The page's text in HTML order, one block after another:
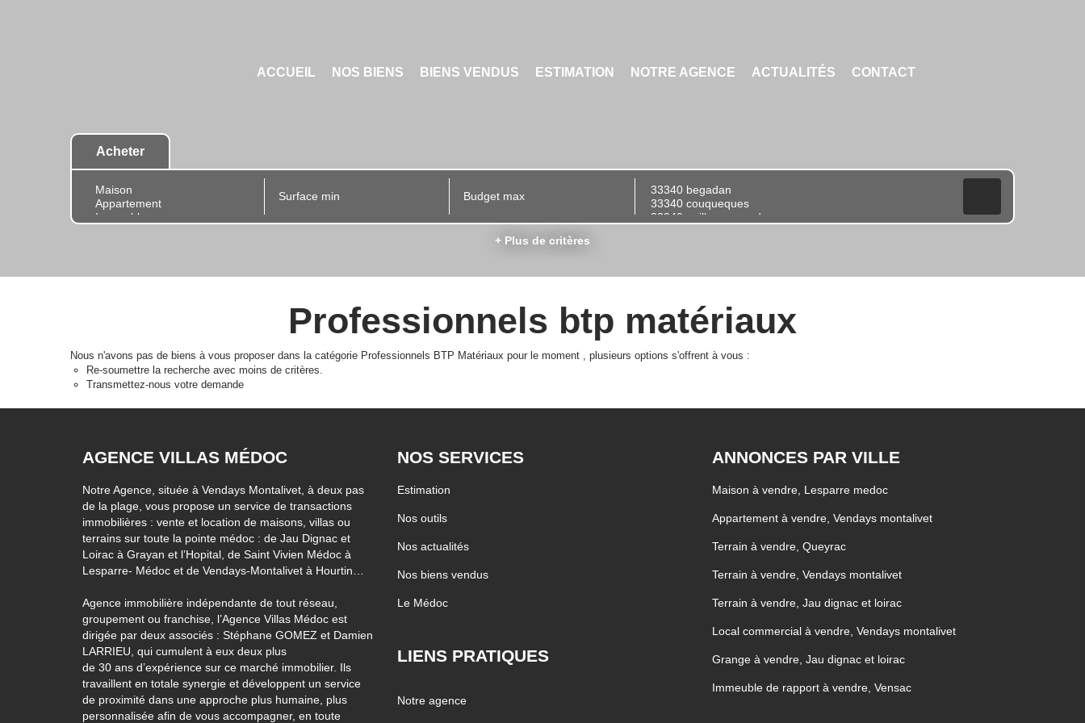
ACCUEIL NOS BIENS BIENS VENDUS ESTIMATION NOTRE AGENCE ACTUALITÉS CONTACT
Acheter
+ Plus de critères
Professionnels btp matériaux
Nous n'avons pas de biens à vous proposer dans la catégorie Professionnels BTP Matériaux pour le moment , plusieurs options s'offrent à vous :
Re-soumettre la recherche avec moins de critères.
Transmettez-nous votre demande
AGENCE VILLAS MÉDOC
Notre Agence, située à Vendays Montalivet, à deux pas
de la plage, vous propose un service de transactions
immobilières : vente et location de maisons, villas ou
terrains sur toute la pointe médoc : de Jau Dignac et
Loirac à Grayan et l’Hopital, de Saint Vivien Médoc à
Lesparre- Médoc et de Vendays-Montalivet à Hourtin…
Agence immobilière indépendante de tout réseau,
groupement ou franchise, l’Agence Villas Médoc est
dirigée par deux associés : Stéphane GOMEZ et Damien
LARRIEU, qui cumulent à eux deux plus
de 30 ans d’expérience sur ce marché immobilier. Ils
travaillent en totale synergie et développent un service
de proximité dans une approche plus humaine, plus
personnalisée afin de vous accompagner, en toute
NOS SERVICES
Estimation
Nos outils
Nos actualités
Nos biens vendus
Le Médoc
LIENS PRATIQUES
Notre agence
ANNONCES PAR VILLE
Maison à vendre, Lesparre medoc
Appartement à vendre, Vendays montalivet
Terrain à vendre, Queyrac
Terrain à vendre, Vendays montalivet
Terrain à vendre, Jau dignac et loirac
Local commercial à vendre, Vendays montalivet
Grange à vendre, Jau dignac et loirac
Immeuble de rapport à vendre, Vensac